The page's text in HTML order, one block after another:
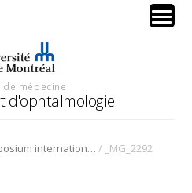
de médecine
d'ophtalmologie
1er Symposium international en médecine régénérative de la cornée / _MG_2292